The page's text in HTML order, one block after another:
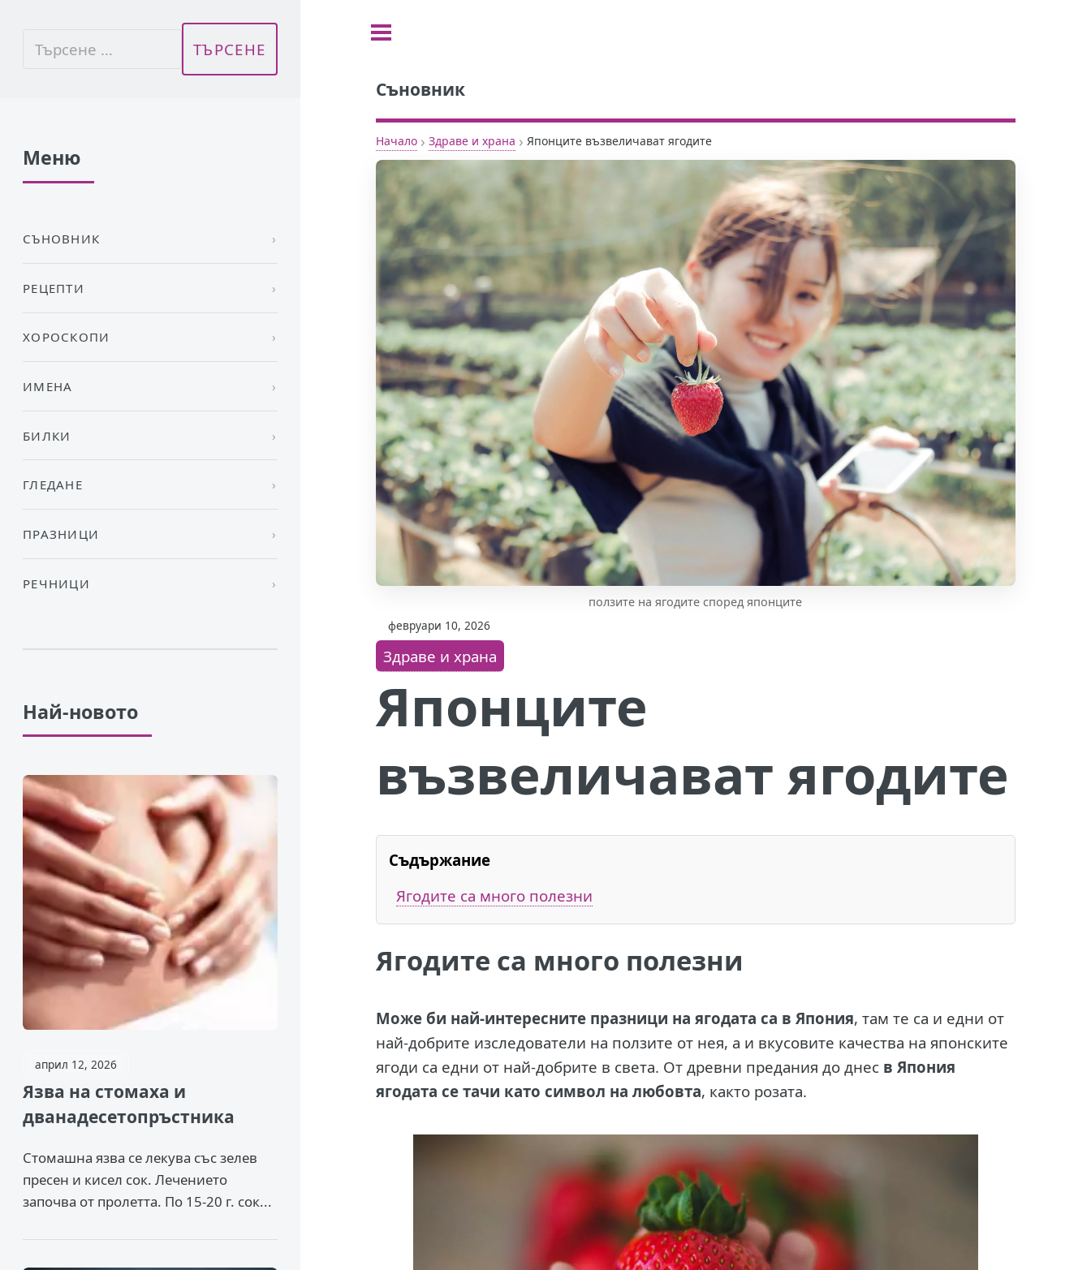
Съновник
Начало › Здраве и храна › Японците възвеличават ягодите
ползите на ягодите според японците
февруари 10, 2026
Здраве и храна
Японците
възвеличават ягодите
Съдържание
Ягодите са много полезни
Ягодите са много полезни
Може би най-интересните празници на ягодата са в Япония, там те са и едни от
най-добрите изследователи на ползите от нея, а и вкусовите качества на японските
ягоди са едни от най-добрите в света. От древни предания до днес в Япония
ягодата се тачи като символ на любовта, както розата.
Меню
СЪНОВНИК
РЕЦЕПТИ
ХОРОСКОПИ
ИМЕНА
БИЛКИ
ГЛЕДАНЕ
ПРАЗНИЦИ
РЕЧНИЦИ
Най-новото
април 12, 2026
Язва на стомаха и
дванадесетопръстника
Стомашна язва се лекува със зелев
пресен и кисел сок. Лечението
започва от пролетта. По 15-20 г. сок...